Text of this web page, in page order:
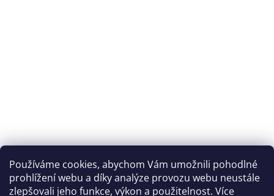
Používáme cookies, abychom Vám umožnili pohodlné
prohlížení webu a díky analýze provozu webu neustále
zlepšovali jeho funkce, výkon a použitelnost. Více
Katka Hromasová Foto